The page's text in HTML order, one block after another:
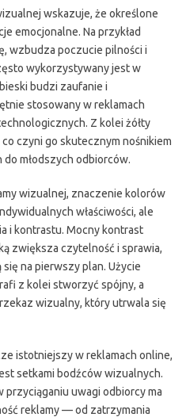
wskazuje, że określone
emocjonalne. Na przykład
wzbudza poczucie pilności i
wykorzystywany jest w
budzi zaufanie i
stosowany w reklamach
Z kolei żółty
czyni go skutecznym nośnikiem
młodszych odbiorców.
wizualnej, znaczenie kolorów
właściwości, ale
i kontrastu. Mocny kontrast
zwiększa czytelność i sprawia,
na pierwszy plan. Użycie
z kolei stworzyć spójny, a
wizualny, który utrwala się
istotniejszy w reklamach online,
setkami bodźców wizualnych.
uwagi odbiorcy ma
reklamy — od zatrzymania